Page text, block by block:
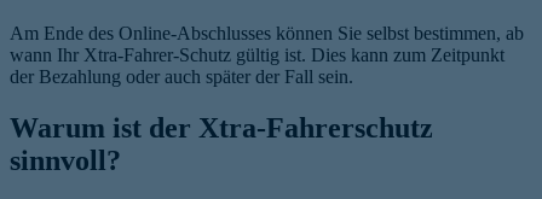
Am Ende des Online-Abschlusses können Sie selbst bestimmen, ab
wann Ihr Xtra-Fahrer-Schutz gültig ist. Dies kann zum Zeitpunkt
der Bezahlung oder auch später der Fall sein.
Warum ist der Xtra-Fahrerschutz
sinnvoll?